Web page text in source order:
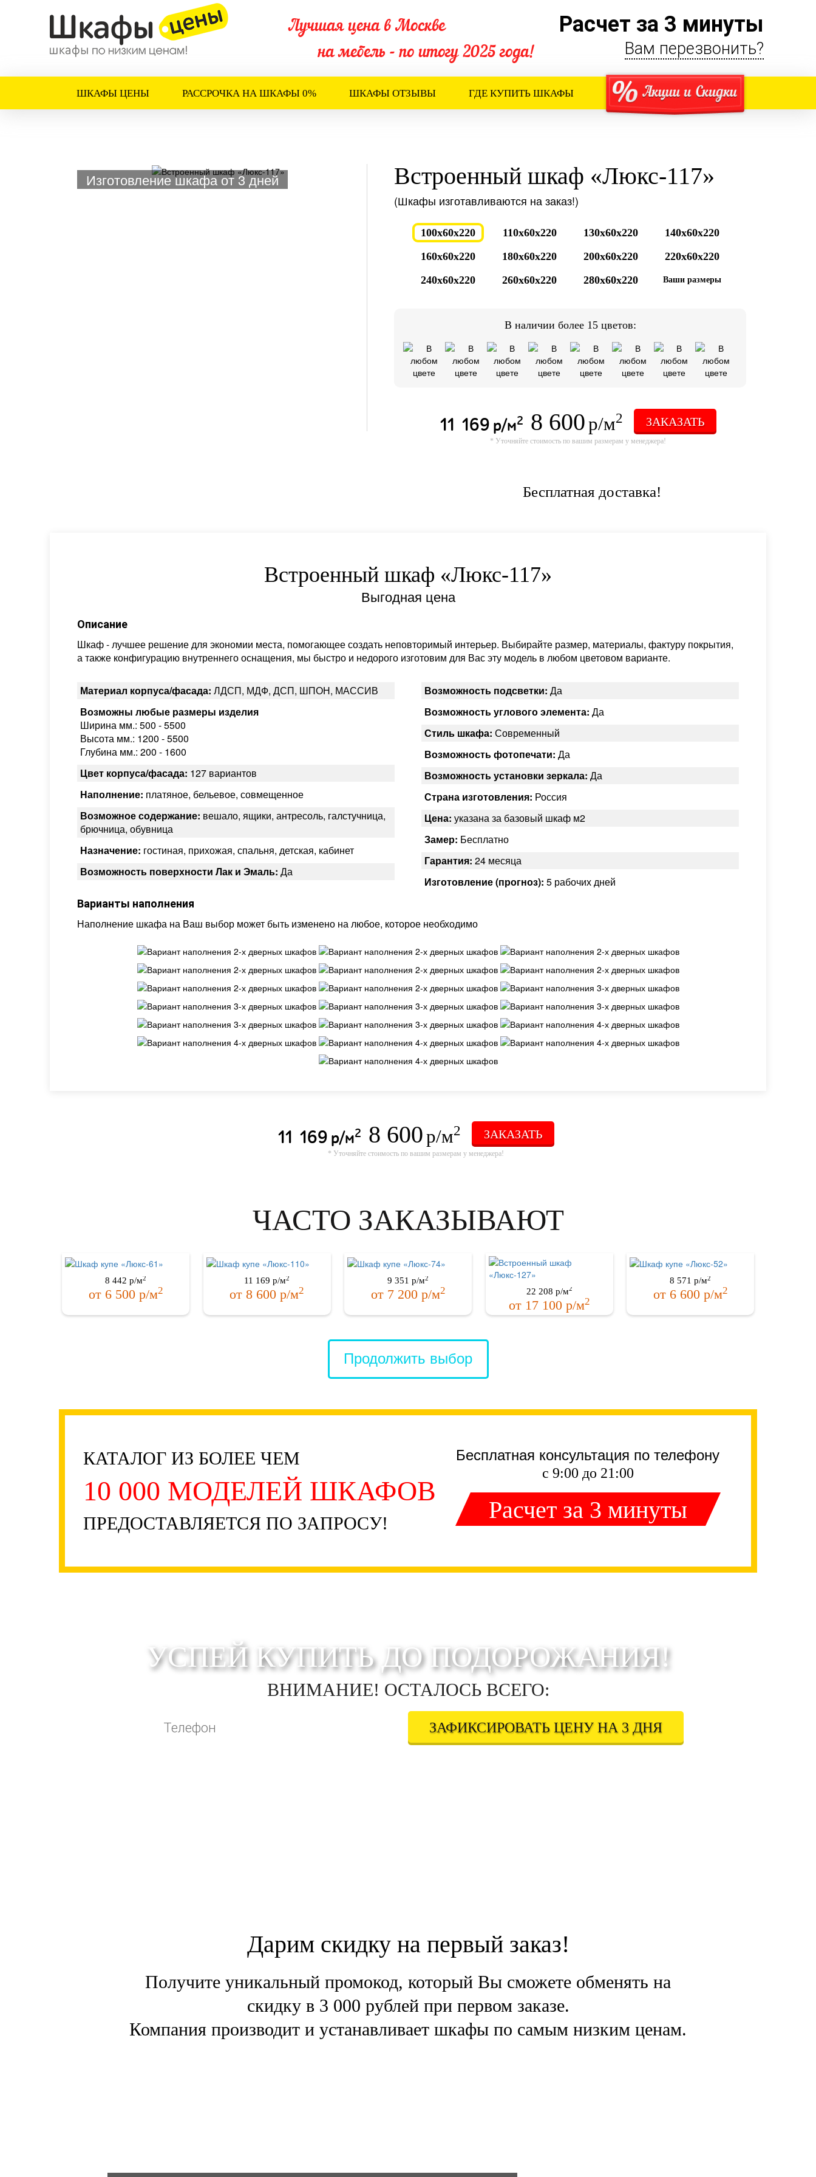
Лучшая цена в Москве
на мебель - по итогу 2025 года!
Расчет за 3 минуты
Вам перезвонить?
ШКАФЫ ЦЕНЫ РАССРОЧКА НА ШКАФЫ 0% ШКАФЫ ОТЗЫВЫ ГДЕ КУПИТЬ ШКАФЫ
Изготовление шкафа от 3 дней Встроенный шкаф «Люкс-117»
(Шкафы изготавливаются на заказ!)
100x60x220 110x60x220 130x60x220
140x60x220
160x60x220
180x60x220 200x60x220
220x60x220
240x60x220
260x60x220 280x60x220 Ваши размеры
В наличии более 15 цветов:
11 169 р/м2 8 600р/м2 ЗАКАЗАТЬ
* Уточняйте стоимость по вашим размерам у менеджера!
Бесплатная доставка!
Встроенный шкаф «Люкс-117»
Выгодная цена
Описание
Шкаф - лучшее решение для экономии места, помогающее создать неповторимый интерьер. Выбирайте размер, материалы, фактуру покрытия,
а также конфигурацию внутреннего оснащения, мы быстро и недорого изготовим для Вас эту модель в любом цветовом варианте.
Материал корпуса/фасада: ЛДСП, МДФ, ДСП, ШПОН, МАССИВ
Возможны любые размеры изделия
Ширина мм.: 500 - 5500
Высота мм.: 1200 - 5500
Глубина мм.: 200 - 1600
Цвет корпуса/фасада: 127 вариантов
Наполнение: платяное, бельевое, совмещенное
Возможное содержание: вешало, ящики, антресоль, галстучница,
брючница, обувница
Назначение: гостиная, прихожая, спальня, детская, кабинет
Возможность поверхности Лак и Эмаль: Да
Возможность подсветки: Да
Возможность углового элемента: Да
Стиль шкафа: Современный
Возможность фотопечати: Да
Возможность установки зеркала: Да
Страна изготовления: Россия
Цена: указана за базовый шкаф м2
Замер: Бесплатно
Гарантия: 24 месяца
Изготовление (прогноз): 5 рабочих дней
Варианты наполнения
Наполнение шкафа на Ваш выбор может быть изменено на любое, которое необходимо
11 169 р/м2 8 600р/м2 ЗАКАЗАТЬ
* Уточняйте стоимость по вашим размерам у менеджера!
ЧАСТО ЗАКАЗЫВАЮТ
8 442 р/м2
от 6 500р/м2
11 169 р/м2
от 8 600 р/м2
9 351 р/м2
от 7 200р/м2 22 208 р/м2
от 17 100р/м2
8 571 р/м2
от 6 600р/м2
Продолжить выбор
КАТАЛОГ ИЗ БОЛЕЕ ЧЕМ
10 000 МОДЕЛЕЙ ШКАФОВ
ПРЕДОСТАВЛЯЕТСЯ ПО ЗАПРОСУ!
Бесплатная консультация по телефону
с 9:00 до 21:00
Расчет за 3 минуты
УСПЕЙ КУПИТЬ ДО ПОДОРОЖАНИЯ!
ВНИМАНИЕ! ОСТАЛОСЬ ВСЕГО:
ЗАФИКСИРОВАТЬ ЦЕНУ НА 3 ДНЯ
Дарим скидку на первый заказ!
Получите уникальный промокод, который Вы сможете обменять на
скидку в 3 000 рублей при первом заказе.
Компания производит и устанавливает шкафы по самым низким ценам.